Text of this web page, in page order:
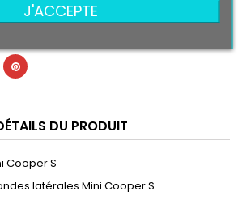
 Ajouter au panier
DU PRODUIT
Cooper S
latérales Mini Cooper S
J'ACCEPTE